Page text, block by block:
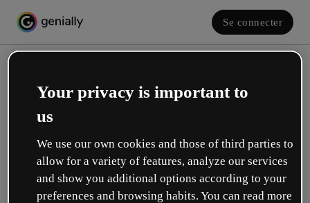
Se connecter
Créez votre compte gratuit !
Your privacy is important to
us
We use our own cookies and those of third parties to
allow for a variety of features, analyze our services
and show you additional options according to your
preferences and browsing habits. You can read more